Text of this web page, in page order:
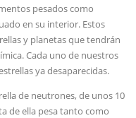
pesados como
en su interior. Estos
y planetas que tendrán
Cada uno de nuestros
ya desaparecidas.
de neutrones, de unos 10
de ella pesa tanto como